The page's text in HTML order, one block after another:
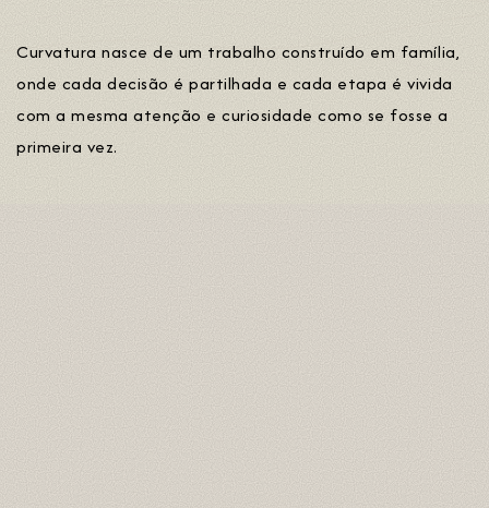
Curvatura nasce de um trabalho construído em família,
onde cada decisão é partilhada e cada etapa é vivida
com a mesma atenção e curiosidade como se fosse a
primeira vez.